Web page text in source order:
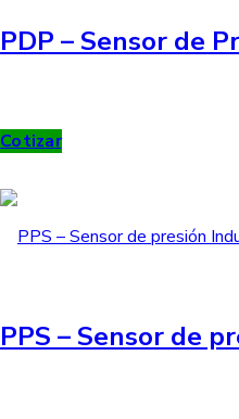
PDP – Sensor de
Cotizar
PPS – Sensor de